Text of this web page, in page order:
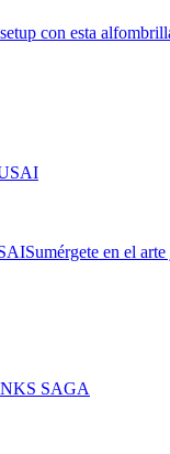
con esta
Sumérgete en el